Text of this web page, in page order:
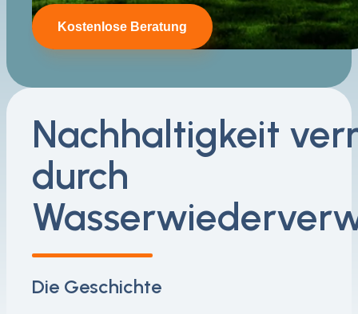
Kostenlose Beratung
Nachhaltigkeit
durch
Die Geschichte